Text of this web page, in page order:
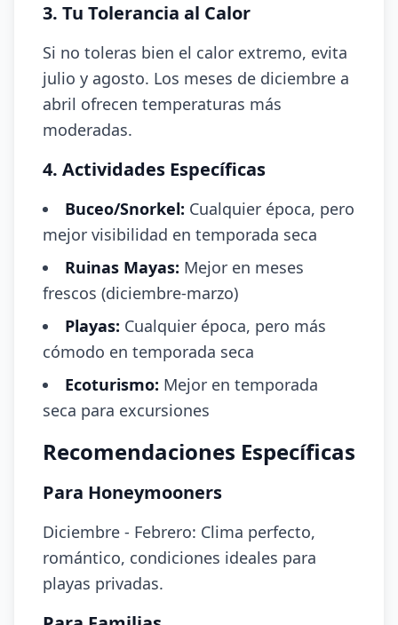
3. Tu Tolerancia al Calor
Si no toleras bien el calor extremo, evita
julio y agosto. Los meses de diciembre a
abril ofrecen temperaturas más
moderadas.
4. Actividades Específicas
Buceo/Snorkel: Cualquier época, pero
mejor visibilidad en temporada seca
Ruinas Mayas: Mejor en meses
frescos (diciembre-marzo)
Playas: Cualquier época, pero más
cómodo en temporada seca
Ecoturismo: Mejor en temporada
seca para excursiones
Recomendaciones Específicas
Para Honeymooners
Diciembre - Febrero: Clima perfecto,
romántico, condiciones ideales para
playas privadas.